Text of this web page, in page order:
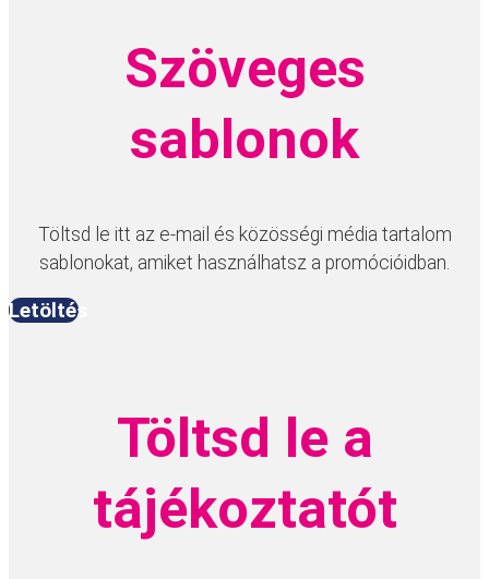
Szöveges
sablonok
Töltsd le itt az e-mail és közösségi média tartalom
sablonokat, amiket használhatsz a promócióidban.
Letöltés
Töltsd le a
tájékoztatót